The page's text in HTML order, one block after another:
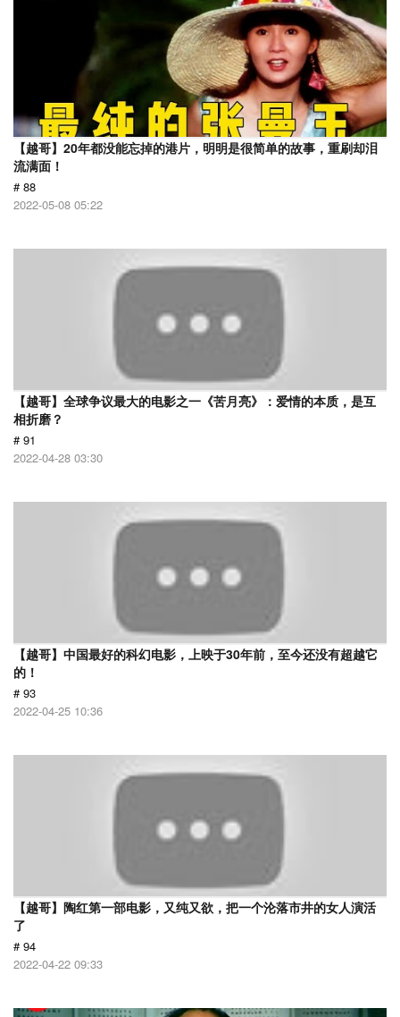
【越哥】20年都没能忘掉的港片，明明是很简单的故事，重刷却泪
流满面！
# 88
2022-05-08 05:22
【越哥】全球争议最大的电影之一《苦月亮》：爱情的本质，是互
相折磨？
# 91
2022-04-28 03:30
【越哥】中国最好的科幻电影，上映于30年前，至今还没有超越它
的！
# 93
2022-04-25 10:36
【越哥】陶红第一部电影，又纯又欲，把一个沦落市井的女人演活
了
# 94
2022-04-22 09:33